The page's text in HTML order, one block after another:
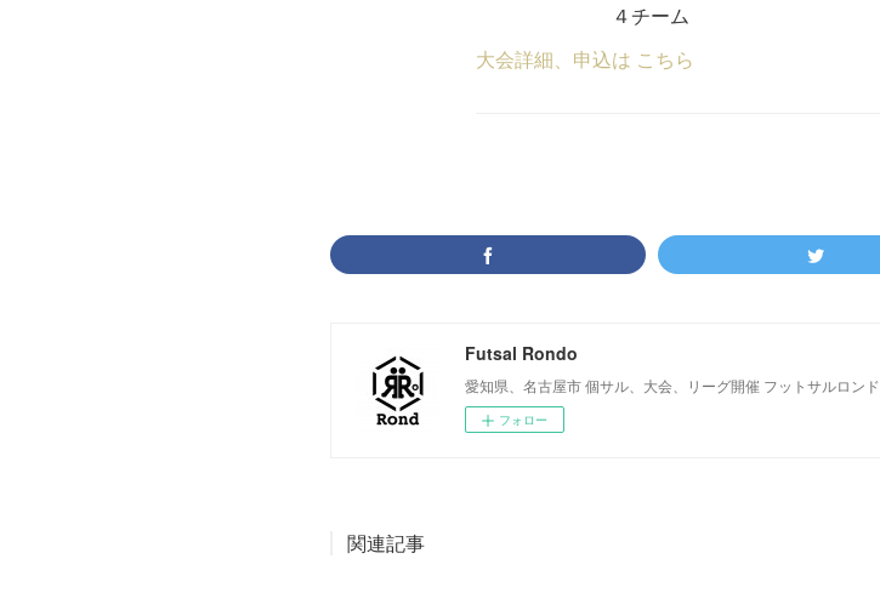
４チーム
大会詳細、申込は こちら
Futsal Rondo
愛知県、名古屋市 個サル、大会、リーグ開催 フットサルロンド
フォロー
関連記事